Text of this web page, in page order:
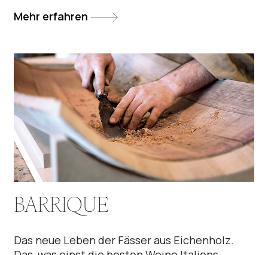
Mehr erfahren
BARRIQUE
Das neue Leben der Fässer aus Eichenholz.